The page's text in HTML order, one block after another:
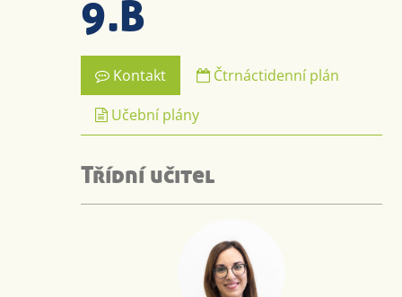
9.B
Kontakt
Čtrnáctidenní plán
Učební plány
Třídní učitel